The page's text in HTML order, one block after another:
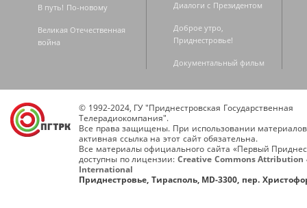
В путь! По-новому
Великая Отечественная
война
Диалоги с Президентом
Доброе утро,
Приднестровье!
Документальный фильм
© 1992-2024, ГУ "Приднестровская Государственная
Телерадиокомпания".
Все права защищены. При использовании
активная ссылка на этот сайт обязательна.
Все материалы официального сайта «Первый
доступны по лицензии: Creative Commons Attribution
International
Приднестровье, Тирасполь, MD-3300, пер.